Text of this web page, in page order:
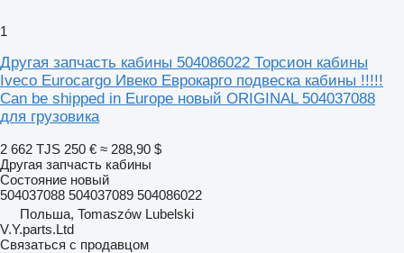
1
Другая запчасть кабины 504086022 Торсион кабины
Iveco Eurocargo Ивеко Еврокарго подвеска кабины !!!!!
Can be shipped in Europe новый ORIGINAL 504037088
для грузовика
2 662 TJS 250 € ≈ 288,90 $
Другая запчасть кабины
Состояние новый
504037088 504037089 504086022
Польша, Tomaszów Lubelski
V.Y.parts.Ltd
Связаться с продавцом